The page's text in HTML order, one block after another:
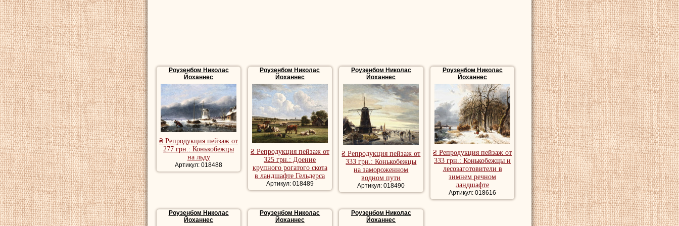
Роузенбом Николас
Йоханнес
₴ Репродукция пейзаж от
277 грн.: Конькобежцы
на льду
Артикул: 018488
Роузенбом Николас
Йоханнес
₴ Репродукция пейзаж от
325 грн.: Доение
крупного рогатого скота
в ландшафте Гельдерса
Артикул: 018489
Роузенбом Николас
Йоханнес
₴ Репродукция пейзаж от
333 грн.: Конькобежцы
на замороженном
водном пути
Артикул: 018490
Роузенбом Николас
Йоханнес
₴ Репродукция пейзаж от
333 грн.: Конькобежцы и
лесозаготовители в
зимнем речном
ландшафте
Артикул: 018616
Роузенбом Николас
Йоханнес
Роузенбом Николас
Йоханнес
Роузенбом Николас
Йоханнес